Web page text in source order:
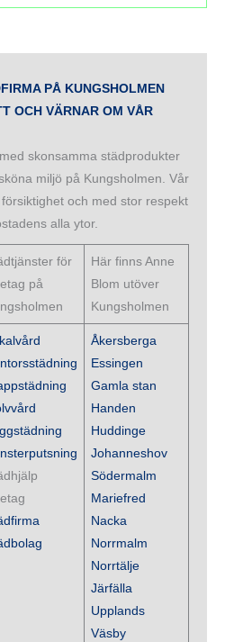
PÅ KUNGSHOLMEN
OCH VÄRNAR OM VÅR
skonsamma städprodukter
miljö på Kungsholmen. Vår
och med stor respekt
alla ytor.
för
på
Här finns Anne
Blom utöver
Kungsholmen
Åkersberga
Essingen
Gamla stan
Handen
Huddinge
Johanneshov
Södermalm
Mariefred
Nacka
Norrmalm
Norrtälje
Järfälla
Upplands
Väsby